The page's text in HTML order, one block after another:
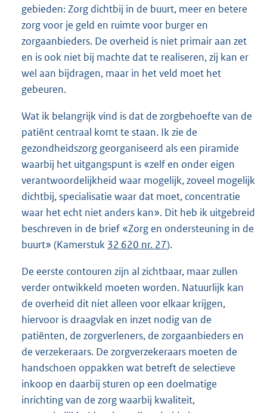
gebieden: Zorg dichtbij in de buurt, meer en betere
zorg voor je geld en ruimte voor burger en
zorgaanbieders. De overheid is niet primair aan zet
en is ook niet bij machte dat te realiseren, zij kan er
wel aan bijdragen, maar in het veld moet het
gebeuren.
Wat ik belangrijk vind is dat de zorgbehoefte van de
patiënt centraal komt te staan. Ik zie de
gezondheidszorg georganiseerd als een piramide
waarbij het uitgangspunt is «zelf en onder eigen
verantwoordelijkheid waar mogelijk, zoveel mogelijk
dichtbij, specialisatie waar dat moet, concentratie
waar het echt niet anders kan». Dit heb ik uitgebreid
beschreven in de brief «Zorg en ondersteuning in de
buurt» (Kamerstuk 32 620 nr. 27).
De eerste contouren zijn al zichtbaar, maar zullen
verder ontwikkeld moeten worden. Natuurlijk kan
de overheid dit niet alleen voor elkaar krijgen,
hiervoor is draagvlak en inzet nodig van de
patiënten, de zorgverleners, de zorgaanbieders en
de verzekeraars. De zorgverzekeraars moeten de
handschoen oppakken wat betreft de selectieve
inkoop en daarbij sturen op een doelmatige
inrichting van de zorg waarbij kwaliteit,